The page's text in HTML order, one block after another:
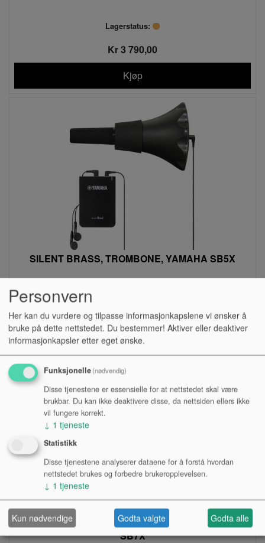
Lagerstatus:
Kr 3 790,00
Kjøp
SILENT BRASS, TROMBONE, YAMAHA SB5X
Kr 3 790,00
Kjøp
SILENT BRASS, TROMPET/KORNETT, YAMAHA
SB7X
Personvern
Her kan du vurdere og tilpasse informasjonkapslene vi ønsker å
bruke på dette nettstedet. Du bestemmer! Aktiver eller deaktiver
informasjonkapsler etter eget ønske.
Funksjonelle(nødvendig)
Disse tjenestene er essensielle for at nettstedet skal være
brukbar. Du kan ikke deaktivere disse, da nettsiden ellers ikke
vil fungere korrekt.
↓ 1 tjeneste
Statistikk
Disse tjenestene analyserer dataene for å forstå hvordan
nettstedet brukes og forbedre brukeropplevelsen.
↓ 1 tjeneste
Kun nødvendige Godta valgte Godta alle